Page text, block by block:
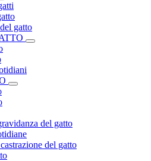
gatto
del gatto
del gatto